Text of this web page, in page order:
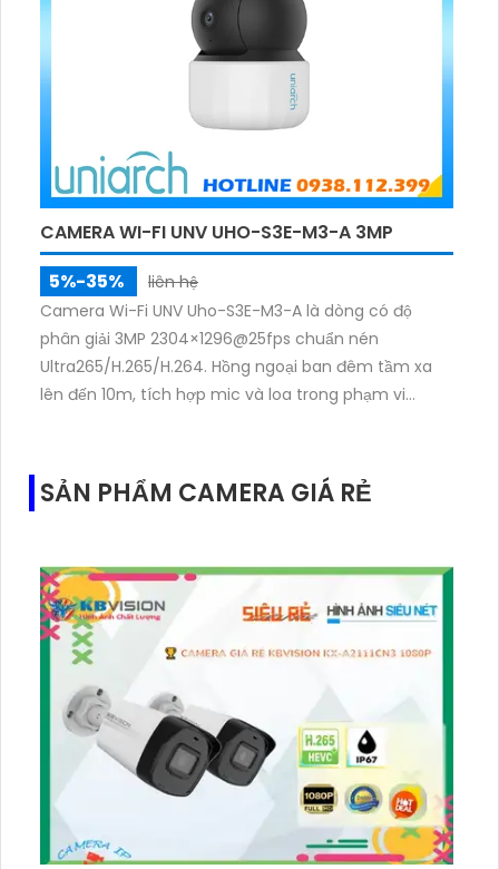
CAMERA WI-FI UNV UHO-S3E-M3-A 3MP
5%-35%
liên hệ
Camera Wi-Fi UNV Uho-S3E-M3-A là dòng có độ
phân giải 3MP 2304×1296@25fps chuẩn nén
Ultra265/H.265/H.264. Hồng ngoại ban đêm tầm xa
lên đến 10m, tích hợp mic và loa trong phạm vi
SẢN PHẨM CAMERA GIÁ RẺ